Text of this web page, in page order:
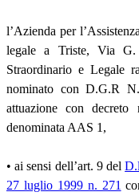
l’Azienda per
legale a Triste, Via
Straordinario e Legale
nominato con D.G.R
attuazione con
denominata AAS 1,
• ai sensi dell’art. 9 del
27 luglio 1999 n. 271